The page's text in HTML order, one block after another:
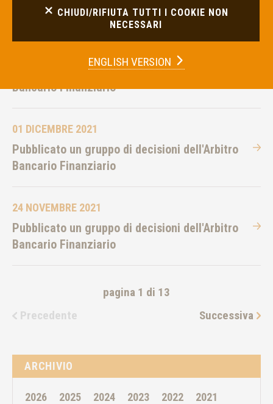
Bancario Finanziario
Pubblicato un gruppo di decisioni dell'Arbitro
Bancario Finanziario
01 DICEMBRE 2021
Pubblicato un gruppo di decisioni dell'Arbitro
Bancario Finanziario
24 NOVEMBRE 2021
Pubblicato un gruppo di decisioni dell'Arbitro
Bancario Finanziario
pagina 1 di 13
Precedente
Successiva
ARCHIVIO
2026 2025 2024 2023 2022
2021
CHIUDI/RIFIUTA TUTTI I COOKIE NON
NECESSARI
ENGLISH VERSION